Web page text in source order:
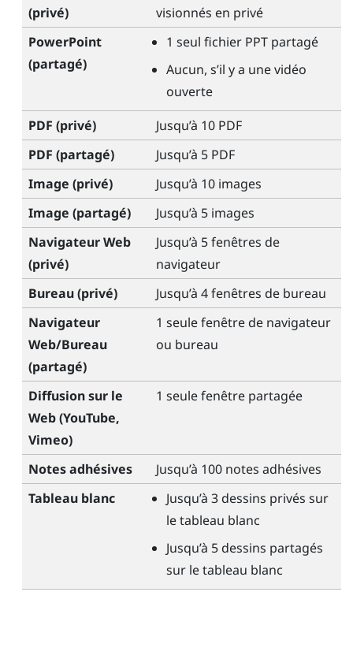
(privé)
visionnés en privé
PowerPoint
(partagé)
1 seul fichier PPT partagé
Aucun, s’il y a une vidéo
ouverte
PDF (privé)
Jusqu’à 10 PDF
PDF (partagé)
Jusqu’à 5 PDF
Image (privé)
Jusqu’à 10 images
Image (partagé)
Jusqu’à 5 images
Navigateur Web
(privé)
Jusqu’à 5 fenêtres de
navigateur
Bureau (privé)
Jusqu’à 4 fenêtres de bureau
Navigateur
Web/Bureau
(partagé)
1 seule fenêtre de navigateur
ou bureau
Diffusion sur le
Web (YouTube,
Vimeo)
1 seule fenêtre partagée
Notes adhésives
Jusqu’à 100 notes adhésives
Tableau blanc
Jusqu’à 3 dessins privés sur
le tableau blanc
Jusqu’à 5 dessins partagés
sur le tableau blanc